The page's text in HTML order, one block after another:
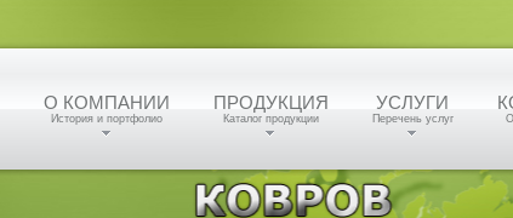
О КОМПАНИИ
История и портфолио
ПРОДУКЦИЯ
Каталог продукции
УСЛУГИ
Перечень услуг